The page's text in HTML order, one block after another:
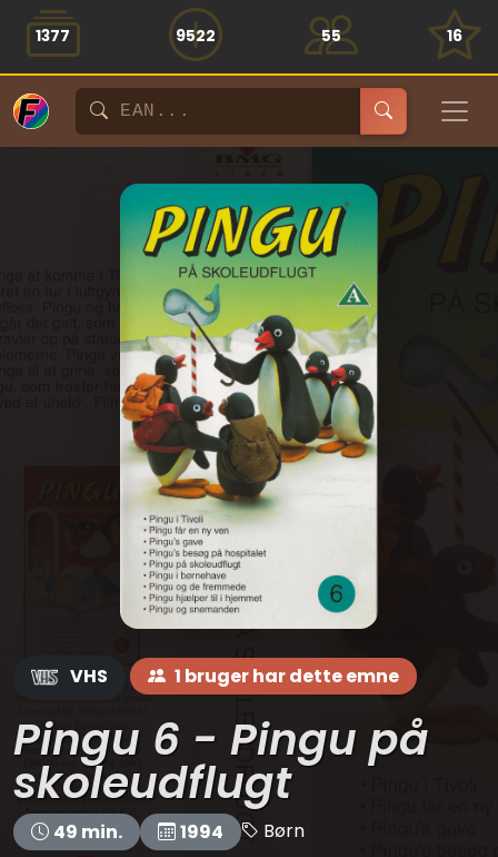
1377 9522 55 16
VHS 1 bruger har dette emne
Pingu 6 - Pingu på
skoleudflugt
49 min. 1994 Børn